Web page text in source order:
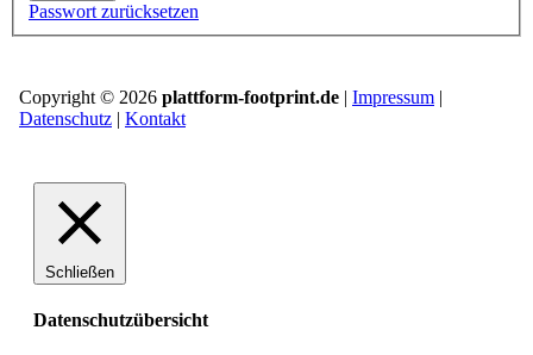
Passwort zurücksetzen
Copyright © 2026 plattform-footprint.de | Impressum |
Datenschutz | Kontakt
Schließen
Datenschutzübersicht